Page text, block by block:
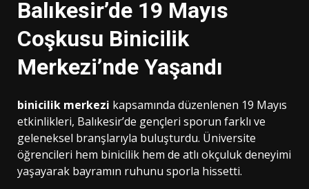
Balıkesir’de 19 Mayıs
Coşkusu Binicilik
Merkezi’nde Yaşandı
binicilik merkezi kapsamında düzenlenen 19 Mayıs
etkinlikleri, Balıkesir’de gençleri sporun farklı ve
geleneksel branşlarıyla buluşturdu. Üniversite
öğrencileri hem binicilik hem de atlı okçuluk deneyimi
yaşayarak bayramın ruhunu sporla hissetti.